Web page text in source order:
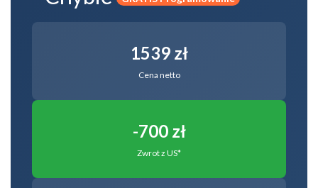
1539 zł
Cena netto
-700 zł
Zwrot z US*